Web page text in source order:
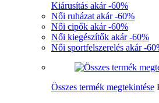
Kiárusítás akár -60%
Női ruházat akár -60%
Női cipők akár -60%
Női kiegészítők akár -60%
Női sportfelszerelés akár -
Összes termék megtekintése